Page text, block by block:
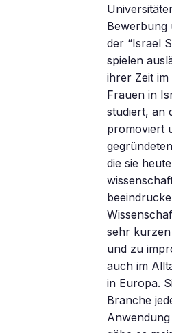
Bewerbung
der “Israel
spielen
ihrer Zeit
Frauen in
studiert, an
promoviert
die sie
sehr
und zu
auch im
in Europa.
Branche